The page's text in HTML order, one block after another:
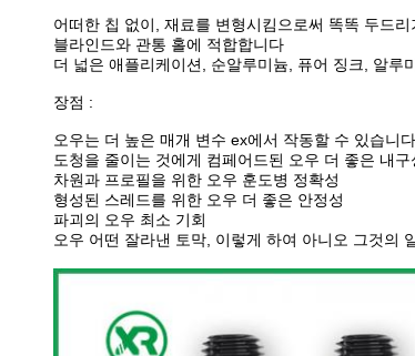
어떠한 칩 없이, 재료를 변형시킴으로써 똑똑 두드리
블라인드와 관통 홀에 적합합니다
더 넓은 애플리케이션, 순알루미늄, 퓨어 징크, 알
장점 :
오우는 더 높은 매개 변수 ex에서 작동할 수 있습니
도청을 줄이는 것에게 컴페어드된 오우 더 좋은 내구
차원과 프로필을 위한 오우 훈도병 정확성
형성된 스레드를 위한 오우 더 좋은 안정성
파괴의 오우 최소 기회
오우 어떤 잘라낸 토막, 이렇게 하여 아니오 그것의